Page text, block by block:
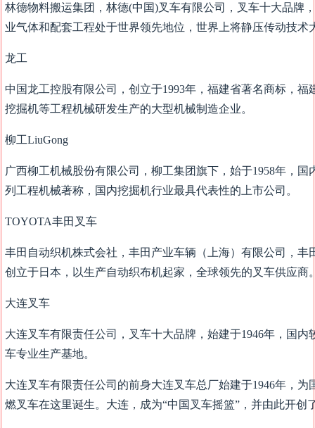
林德物料搬运集团，林德(中国)叉车有限公司，叉车十大品牌
业气体和配套工程处于世界领先地位，世界上将静压传动技术
龙工
中国龙工控股有限公司，创立于1993年，福建省著名商标，
挖掘机等工程机械研发生产的大型机械制造企业。
柳工LiuGong
广西柳工机械股份有限公司，柳工集团旗下，始于1958年，
列工程机械著称，国内挖掘机行业最具代表性的上市公司。
TOYOTA丰田叉车
丰田自动织机株式会社，丰田产业车辆（上海）有限公司，丰
创立于日本，以生产自动织布机起家，全球领先的叉车供应商
大连叉车
大连叉车有限责任公司，叉车十大品牌，始建于1946年，国
车专业生产基地。
大连叉车有限责任公司的前身大连叉车总厂始建于1946年，
燃叉车在这里诞生。大连，成为“中国叉车摇篮”，并由此开创